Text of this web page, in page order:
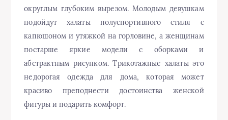
округлым глубоким вырезом. Молодым девушкам
подойдут халаты полуспортивного стиля с
капюшоном и утяжкой на горловине, а женщинам
постарше яркие модели с оборками и
абстрактным рисунком. Трикотажные халаты это
недорогая одежда для дома, которая может
красиво преподнести достоинства женской
фигуры и подарить комфорт.